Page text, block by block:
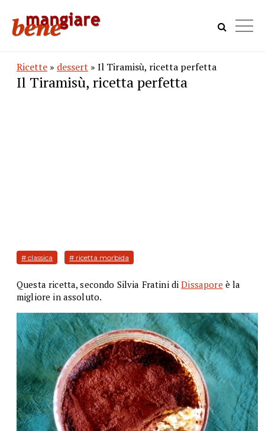
Ricette » dessert » Il Tiramisù, ricetta perfetta
Il Tiramisù, ricetta perfetta
# classica # ricetta morbida
Questa ricetta, secondo Silvia Fratini diDissapore è la
migliore in assoluto.